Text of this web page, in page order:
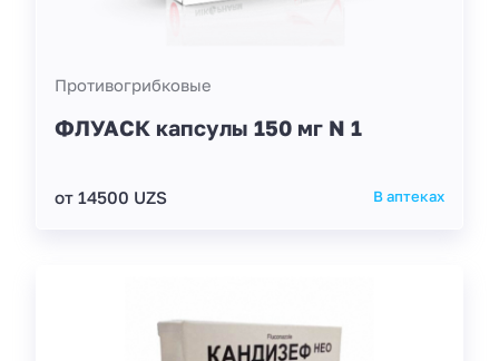
Противогрибковые
ФЛУАСК капсулы 150 мг N 1
от 14500 UZS В аптеках